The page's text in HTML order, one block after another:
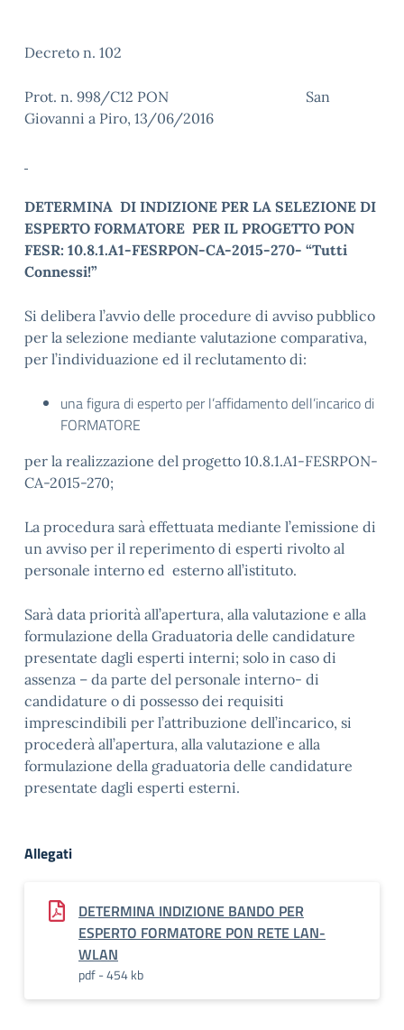
Decreto n. 102
Prot. n. 998/C12 PON San
Giovanni a Piro, 13/06/2016
DETERMINA DI INDIZIONE PER LA SELEZIONE DI
ESPERTO FORMATORE PER IL PROGETTO PON
FESR: 10.8.1.A1-FESRPON-CA-2015-270- “Tutti
Connessi!”
Si delibera l’avvio delle procedure di avviso pubblico
per la selezione mediante valutazione comparativa,
per l’individuazione ed il reclutamento di:
una figura di esperto per l’affidamento dell’incarico di
FORMATORE
per la realizzazione del progetto 10.8.1.A1-FESRPON-
CA-2015-270;
La procedura sarà effettuata mediante l’emissione di
un avviso per il reperimento di esperti rivolto al
personale interno ed esterno all’istituto.
Sarà data priorità all’apertura, alla valutazione e alla
formulazione della Graduatoria delle candidature
presentate dagli esperti interni; solo in caso di
assenza – da parte del personale interno- di
candidature o di possesso dei requisiti
imprescindibili per l’attribuzione dell’incarico, si
procederà all’apertura, alla valutazione e alla
formulazione della graduatoria delle candidature
presentate dagli esperti esterni.
Allegati
DETERMINA INDIZIONE BANDO PER
ESPERTO FORMATORE PON RETE LAN-
WLAN
pdf - 454 kb